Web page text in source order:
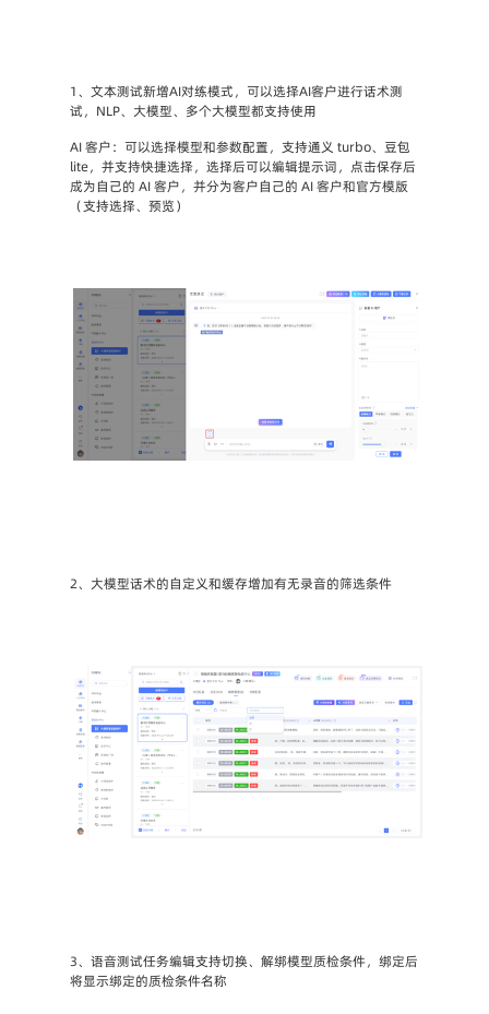
1、文本测试新增AI对练模式，可以选择AI客户进行话术测
试，NLP、大模型、多个大模型都支持使用
AI 客户：可以选择模型和参数配置，支持通义 turbo、豆包
lite，并支持快捷选择，选择后可以编辑提示词，点击保存后
成为自己的 AI 客户，并分为客户自己的 AI 客户和官方模版
（支持选择、预览）
2、大模型话术的自定义和缓存增加有无录音的筛选条件
3、语音测试任务编辑支持切换、解绑模型质检条件，绑定后
将显示绑定的质检条件名称